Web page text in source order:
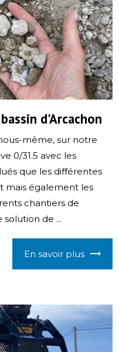
d'Arcachon
même, sur notre
0/31.5 avec les
que les différentes
mais également les
chantiers de
solution de ...
En savoir plus